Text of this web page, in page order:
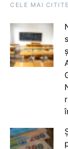
CELE MAI